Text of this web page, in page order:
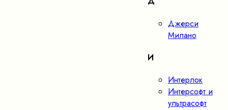
Джерси
Милано
И
Интерлок
Интерсофт и
ультрасофт